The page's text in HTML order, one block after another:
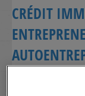
CRÉDIT
AVEC UN